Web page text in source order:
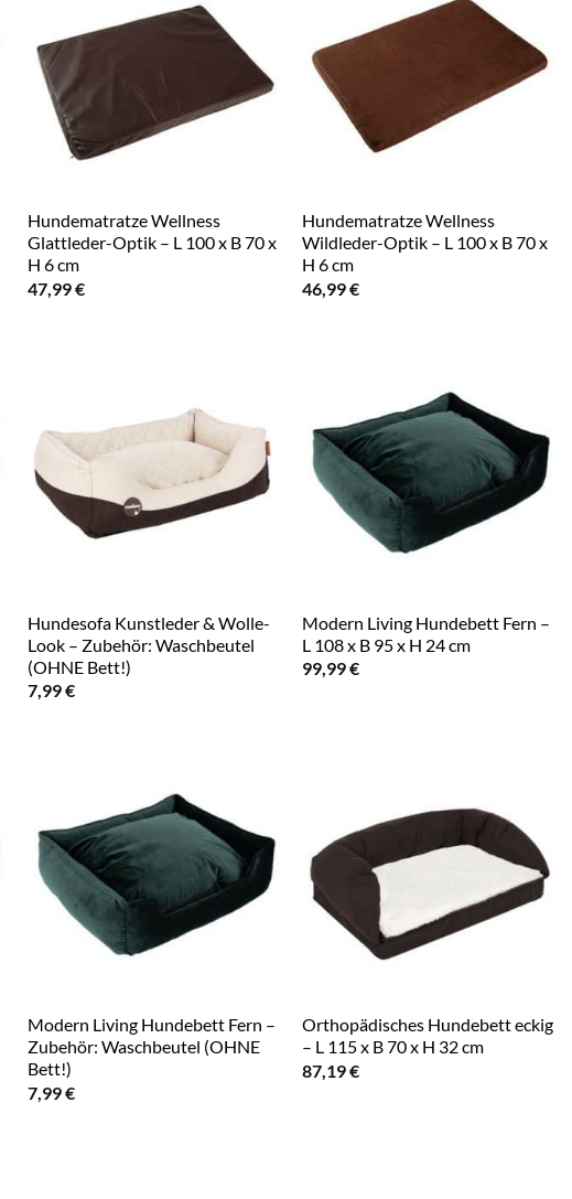
Hundematratze Wellness
Glattleder-Optik – L 100 x B 70 x
H 6 cm
47,99€
Hundematratze Wellness
Wildleder-Optik – L 100 x B 70 x
H 6 cm
46,99€
Hundesofa Kunstleder & Wolle-
Look – Zubehör: Waschbeutel
(OHNE Bett!)
7,99€
Modern Living Hundebett Fern –
L 108 x B 95 x H 24 cm
99,99€
Modern Living Hundebett Fern –
Zubehör: Waschbeutel (OHNE
Bett!)
7,99€
Orthopädisches Hundebett eckig
– L 115 x B 70 x H 32 cm
87,19€